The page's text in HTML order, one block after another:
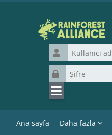
Kullanıcı adı
Şifre
Ana sayfa Daha fazla